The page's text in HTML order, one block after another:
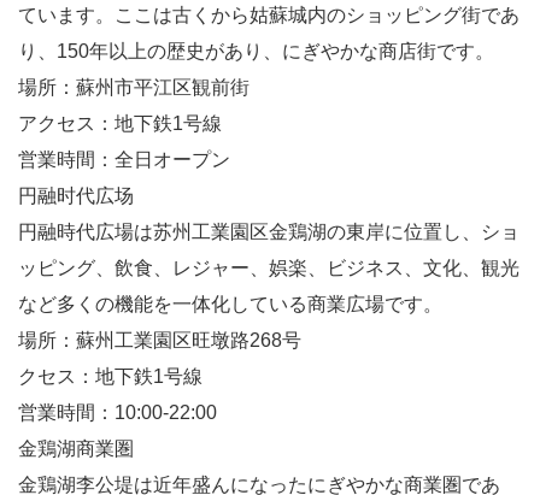
ています。ここは古くから姑蘇城内のショッピング街であ
り、150年以上の歴史があり、にぎやかな商店街です。
場所：蘇州市平江区観前街
アクセス：地下鉄1号線
営業時間：全日オープン
円融时代広场
円融時代広場は苏州工業園区金鶏湖の東岸に位置し、ショ
ッピング、飲食、レジャー、娯楽、ビジネス、文化、観光
など多くの機能を一体化している商業広場です。
場所：蘇州工業園区旺墩路268号
クセス：地下鉄1号線
営業時間：10:00-22:00
金鶏湖商業圏
金鶏湖李公堤は近年盛んになったにぎやかな商業圏であ